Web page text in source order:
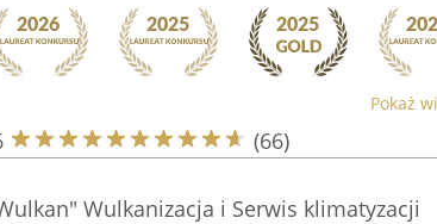
Pokaż
(66)
Wulkanizacja i Serwis klimatyzacji